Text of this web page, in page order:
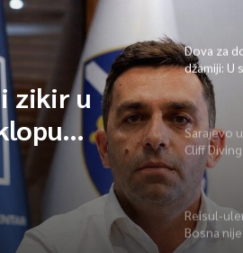
zikir u
BiH –
počast
Dova za
džamiji: U
BiH –
herojima
Sarajevo
Cliff
skakače i
Reisul-
Bosna